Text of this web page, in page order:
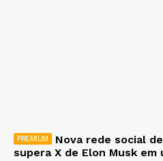
Nova rede social
supera X de Elon Musk